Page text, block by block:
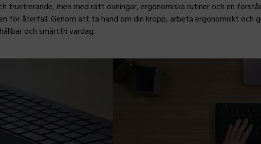
frustrerande, men med rätt övningar, ergonomiska rutiner och en
för återfall. Genom att ta hand om din kropp, arbeta ergonomiskt och
och smärtfri vardag.